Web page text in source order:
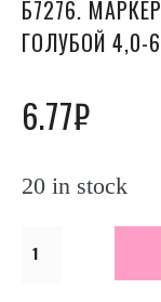
Б7276.
ГОЛУБОЙ 4,0-
6.77₽
20 in stock
Б7276.